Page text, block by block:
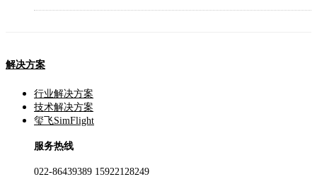
解决方案
行业解决方案
技术解决方案
玺飞SimFlight
服务热线
022-86439389 15922128249